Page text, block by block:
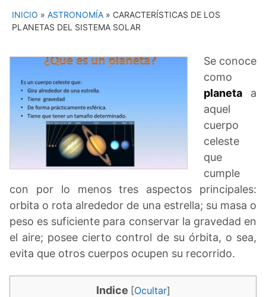
INICIO » ASTRONOMÍA » CARACTERÍSTICAS DE LOS
PLANETAS DEL SISTEMA SOLAR
Se conoce
como
planeta a
aquel
cuerpo
celeste
que
cumple
con por lo menos tres aspectos principales:
orbita o rota alrededor de una estrella; su masa o
peso es suficiente para conservar la gravedad en
el aire; posee cierto control de su órbita, o sea,
evita que otros cuerpos ocupen su recorrido.
Indice [Ocultar]